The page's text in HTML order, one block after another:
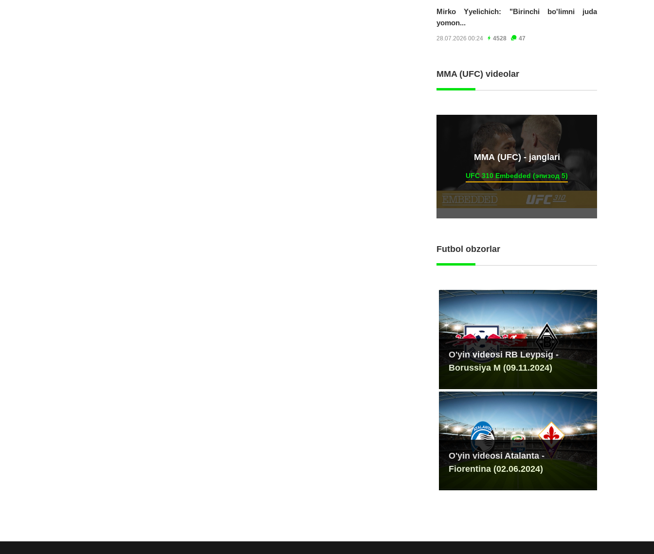
Mirko Yyelichich: "Birinchi bo'limni juda
yomon...
28.07.2026 00:24 4528 47
MMA (UFC) videolar
ММА (UFC) - janglari
UFC 310 Embedded (эпизод 5)
Futbol obzorlar
O'yin videosi RB Leypsig -
Borussiya M (09.11.2024)
O'yin videosi Atalanta -
Fiorentina (02.06.2024)